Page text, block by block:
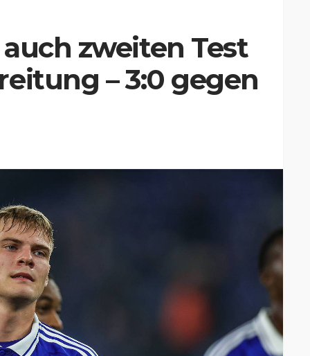
zweiten Test
– 3:0 gegen